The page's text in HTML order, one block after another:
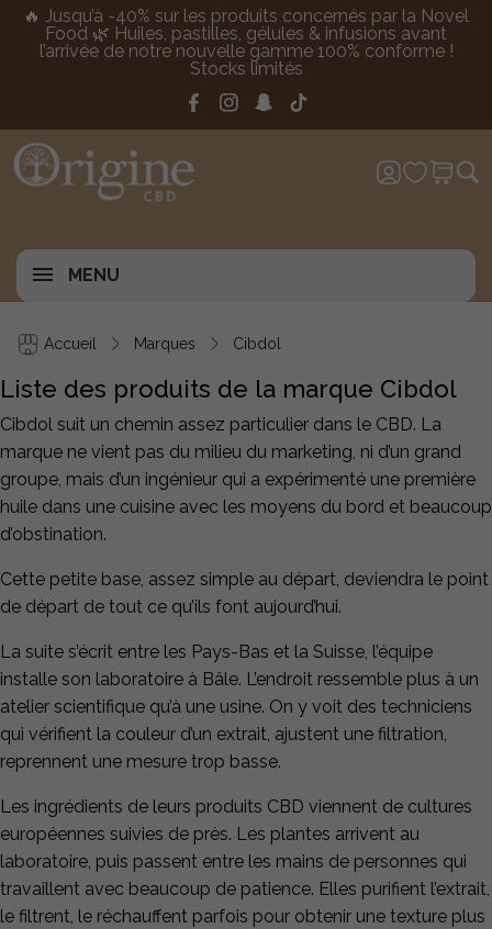
🔥 Jusqu’à -40% sur les produits concernés par la Novel
Food 🌿 Huiles, pastilles, gélules & infusions avant
l’arrivée de notre nouvelle gamme 100% conforme !
Stocks limités
MENU
Accueil Marques Cibdol
Liste des produits de la marque Cibdol
Cibdol suit un chemin assez particulier dans le CBD. La
marque ne vient pas du milieu du marketing, ni d’un grand
groupe, mais d’un ingénieur qui a expérimenté une première
huile dans une cuisine avec les moyens du bord et beaucoup
d’obstination.
Cette petite base, assez simple au départ, deviendra le point
de départ de tout ce qu’ils font aujourd’hui.
La suite s’écrit entre les Pays-Bas et la Suisse, l’équipe
installe son laboratoire à Bâle. L’endroit ressemble plus à un
atelier scientifique qu’à une usine. On y voit des techniciens
qui vérifient la couleur d’un extrait, ajustent une filtration,
reprennent une mesure trop basse.
Les ingrédients de leurs produits CBD viennent de cultures
européennes suivies de près. Les plantes arrivent au
laboratoire, puis passent entre les mains de personnes qui
travaillent avec beaucoup de patience. Elles purifient l’extrait,
le filtrent, le réchauffent parfois pour obtenir une texture plus